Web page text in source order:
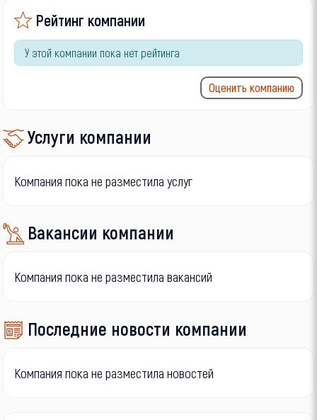
Рейтинг компании
У этой компании пока нет рейтинга
Оценить компанию
Услуги компании
Компания пока не разместила услуг
Вакансии компании
Компания пока не разместила вакансий
Последние новости компании
Компания пока не разместила новостей